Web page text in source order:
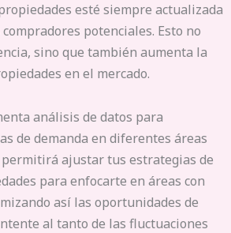
esté siempre actualizada
potenciales. Esto no
sino que también aumenta la
en el mercado.
análisis de datos para
de demanda en diferentes áreas
permitirá ajustar tus estrategias de
para enfocarte en áreas con
así las oportunidades de
al tanto de las fluctuaciones